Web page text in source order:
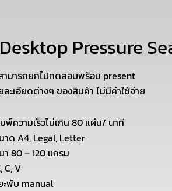
Pressure
ามารถยกไปทดสอบพร้อม present
ละเอียดต่างๆ ของสินค้า ไม่มีค่าใช้จ่าย
พ์ความเร็วไม่เกิน 80 แผ่น/ นาที
าด A4, Legal, Letter
80 – 120 แกรม
C, V
ะพับ manual